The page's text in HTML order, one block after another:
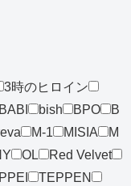
3時のヒロイン
BABI bish BPO
B
M-1 MISIA
M
OL
Red Velvet
TEPPEN